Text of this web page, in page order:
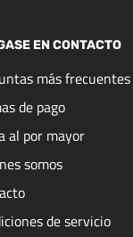
EN CONTACTO
más frecuentes
de pago
al por mayor
somos
de servicio